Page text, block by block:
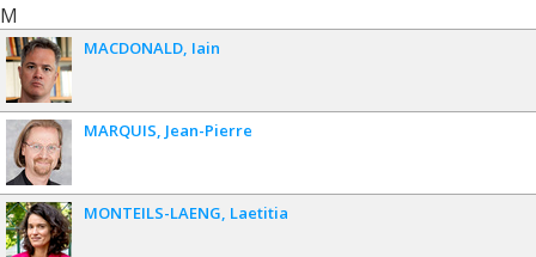
M
MACDONALD Iain
MARQUIS Jean-Pierre
MONTEILS-LAENG Laetitia